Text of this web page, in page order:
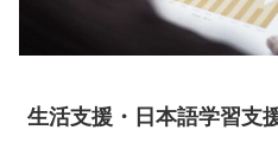
生活支援・日本語学習支